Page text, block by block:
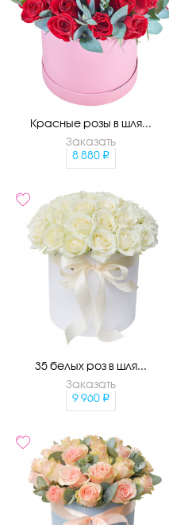
Красные розы в шля...
Заказать
8 880
35 белых роз в шля...
Заказать
9 960